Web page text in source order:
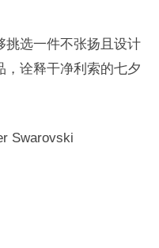
挑选一件不张扬且设计
，诠释干净利索的七夕
Swarovski